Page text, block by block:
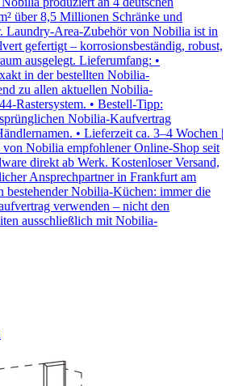
über 8,5 Millionen Schränke und
Laundry-Area-Zubehör von Nobilia ist in
gefertigt – korrosionsbeständig, robust,
ausgelegt. Lieferumfang: •
in der bestellten Nobilia-
zu allen aktuellen Nobilia-
Rastersystem. • Bestell-Tipp:
Nobilia-Kaufvertrag
• Lieferzeit ca. 3–4 Wochen |
von Nobilia empfohlener Online-Shop seit
direkt ab Werk. Kostenloser Versand,
Ansprechpartner in Frankfurt am
bestehender Nobilia-Küchen: immer die
verwenden – nicht den
ausschließlich mit Nobilia-